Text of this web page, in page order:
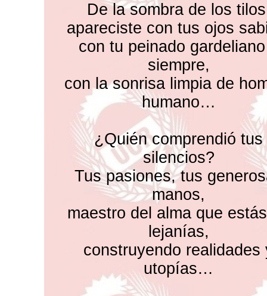
De la sombra de los
apareciste con tus ojos
con tu peinado
siempre,
con la sonrisa limpia de
humano…
¿Quién comprendió tus
silencios?
Tus pasiones, tus
manos,
maestro del alma que
lejanías,
construyendo realidades
utopías…